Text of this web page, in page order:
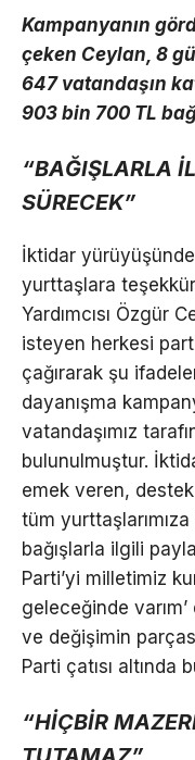
Kampanyanın
çeken Ceylan, 8
647 vatandaşın
903 bin 700 TL
“BAĞIŞLARLA
SÜRECEK”
İktidar
yurttaşlara
Yardımcısı Özgür
isteyen herkesi
çağırarak şu
dayanışma
vatandaşımız
bulunulmuştur.
emek veren,
tüm
bağışlarla ilgili
Parti’yi milletimiz
geleceğinde
ve değişimin
Parti çatısı altında
“HİÇBİR